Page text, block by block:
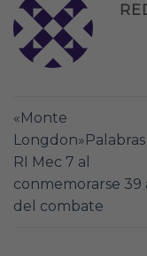
«Monte
RI Mec 7 al
conmemorarse 39
del combate